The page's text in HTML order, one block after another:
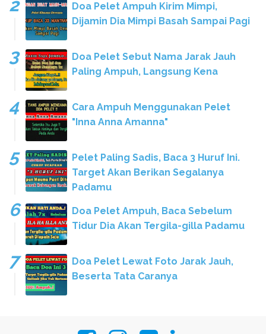
Doa Pelet Ampuh Kirim Mimpi,
Dijamin Dia Mimpi Basah Sampai Pagi
Doa Pelet Sebut Nama Jarak Jauh
Paling Ampuh, Langsung Kena
Cara Ampuh Menggunakan Pelet
"Inna Anna Amanna"
Pelet Paling Sadis, Baca 3 Huruf Ini.
Target Akan Berikan Segalanya
Padamu
Doa Pelet Ampuh, Baca Sebelum
Tidur Dia Akan Tergila-gilla Padamu
Doa Pelet Lewat Foto Jarak Jauh,
Beserta Tata Caranya